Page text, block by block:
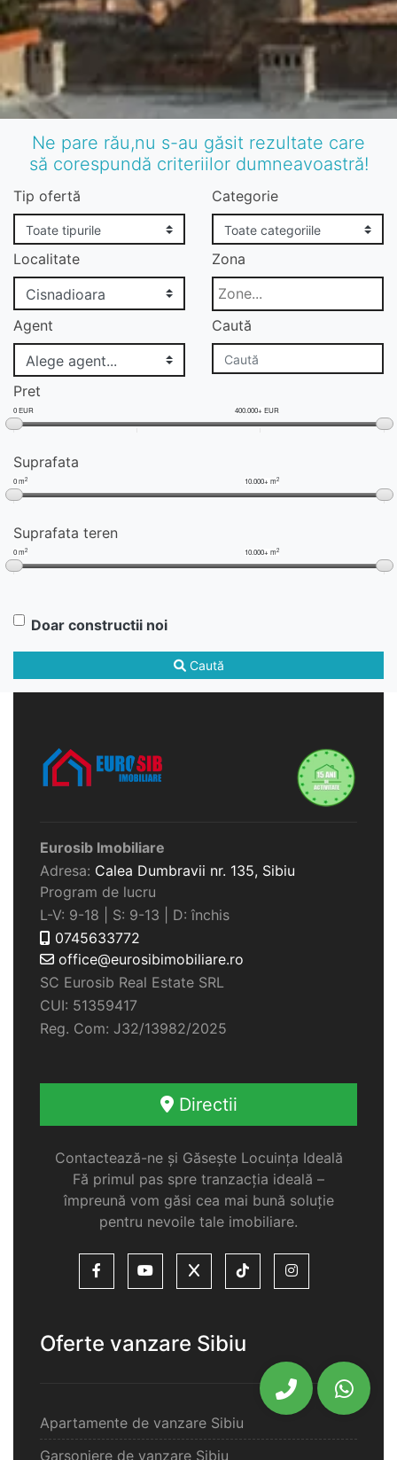
Ne pare rău,nu s-au găsit rezultate care
să corespundă criteriilor dumneavoastră!
Tip ofertă Categorie
Localitate Zona
Agent Caută
Pret
0 EUR 400.000+ EUR
Suprafata
0 m2 10.000+ m2
Suprafata teren
0 m2 10.000+ m2
Doar constructii noi
Caută
Eurosib Imobiliare
Adresa: Calea Dumbravii nr. 135, Sibiu
Program de lucru
L-V: 9-18 | S: 9-13 | D: închis
0745633772
office@eurosibimobiliare.ro
SC Eurosib Real Estate SRL
CUI: 51359417
Reg. Com: J32/13982/2025
Directii
Contactează-ne și Găsește Locuința Ideală
Fă primul pas spre tranzacția ideală –
împreună vom găsi cea mai bună soluție
pentru nevoile tale imobiliare.
Oferte vanzare Sibiu
Apartamente de vanzare Sibiu
Garsoniere de vanzare Sibiu